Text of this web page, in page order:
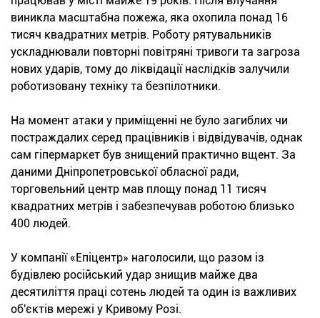
виникла масштабна пожежа, яка охопила понад 16
тисяч квадратних метрів. Роботу рятувальників
ускладнювали повторні повітряні тривоги та загроза
нових ударів, тому до ліквідації наслідків залучили
роботизовану техніку та безпілотники.
На момент атаки у приміщенні не було загиблих чи
постраждалих серед працівників і відвідувачів, однак
сам гіпермаркет був знищений практично вщент. За
даними Дніпропетровської обласної ради,
торговельний центр мав площу понад 11 тисяч
квадратних метрів і забезпечував роботою близько
400 людей.
У компанії «Епіцентр» наголосили, що разом із
будівлею російський удар знищив майже два
десятиліття праці сотень людей та один із важливих
об'єктів мережі у Кривому Розі.